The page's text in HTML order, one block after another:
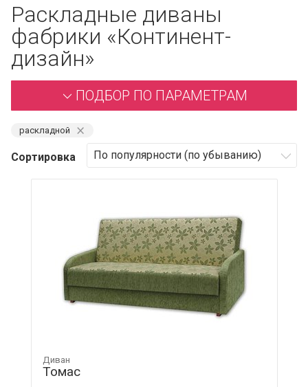
Раскладные диваны
фабрики «Континент-
дизайн»
ПОДБОР ПО ПАРАМЕТРАМ
раскладной ⨯
Сортировка
Диван
Томас